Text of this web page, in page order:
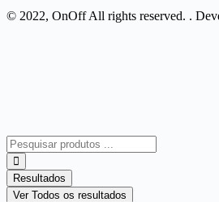
© 2022, OnOff All rights reserved. .
Search
...
Resultados
Ver Todos os resultados